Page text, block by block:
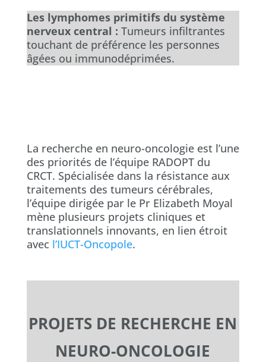
Les lymphomes primitifs du système
nerveux central : Tumeurs infiltrantes
touchant de préférence les personnes
âgées ou immunodéprimées.
La recherche en neuro-oncologie est l’une
des priorités de l’équipe RADOPT du
CRCT. Spécialisée dans la résistance aux
traitements des tumeurs cérébrales,
l’équipe dirigée par le Pr Elizabeth Moyal
mène plusieurs projets cliniques et
translationnels innovants, en lien étroit
avec l’IUCT-Oncopole.
PROJETS DE RECHERCHE EN
NEURO-ONCOLOGIE